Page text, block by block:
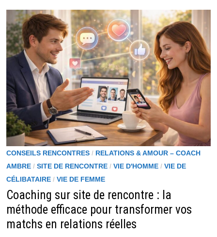
CONSEILS RENCONTRES/ RELATIONS & AMOUR – COACH
AMBRE/ SITE DE RENCONTRE/ VIE D'HOMME/ VIE DE
CÉLIBATAIRE/ VIE DE FEMME
Coaching sur site de rencontre : la
méthode efficace pour transformer vos
matchs en relations réelles